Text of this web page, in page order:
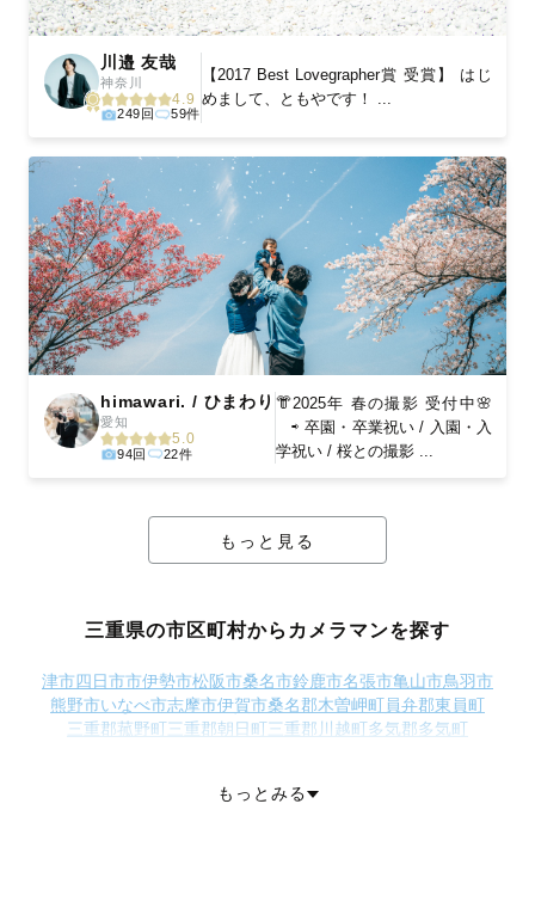
川邉 友哉
神奈川
4.9
249回 59件
【2017 Best Lovegrapher賞 受賞】 はじ
めまして、ともやです！ ...
himawari. / ひまわり
愛知
5.0
94回 22件
👘2025年 春の撮影 受付中🌸
⇨ 卒園・卒業祝い / 入園・入
学祝い / 桜との撮影 ...
もっと見る
三重県の市区町村からカメラマンを探す
津市四日市市伊勢市松阪市桑名市鈴鹿市名張市亀山市鳥羽市
熊野市いなべ市志摩市伊賀市桑名郡木曽岬町員弁郡東員町
三重郡菰野町三重郡朝日町三重郡川越町多気郡多気町
南牟婁郡紀宝町
もっとみる